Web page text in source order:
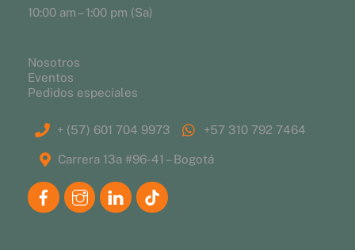
10:00 am – 1:00 pm (Sa)
Nosotros
Eventos
Pedidos especiales
+ (57) 601 704 9973 +57 310 792 7464
Carrera 13a #96-41 – Bogotá